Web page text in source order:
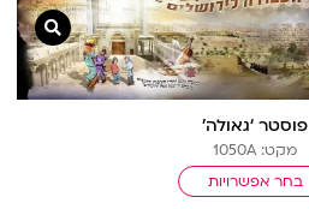
פוסטר ‘גאולה’
מקט: 1050A
בחר אפשרויות